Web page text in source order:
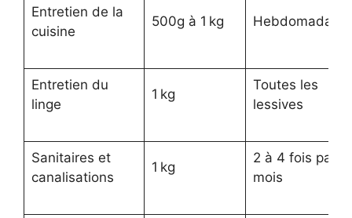
Entretien de la
cuisine
500g à 1 kg Hebdomadaire
Entretien du
linge
1 kg
Toutes les
lessives
Sanitaires et
canalisations
1 kg
2 à 4 fois par
mois